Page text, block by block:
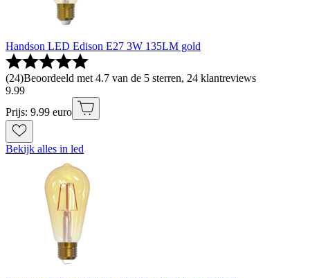
Handson LED Edison E27 3W 135LM gold
(24)Beoordeeld met 4.7 van de 5 sterren, 24 klantreviews
9.99
Prijs: 9.99 euro
Bekijk alles in led